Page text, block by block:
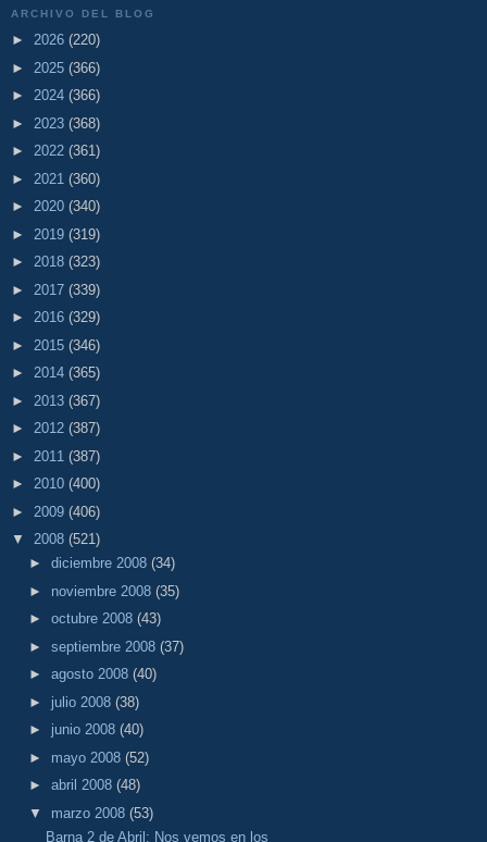
ARCHIVO DEL BLOG
► 2026 (220)
► 2025 (366)
► 2024 (366)
► 2023 (368)
► 2022 (361)
► 2021 (360)
► 2020 (340)
► 2019 (319)
► 2018 (323)
► 2017 (339)
► 2016 (329)
► 2015 (346)
► 2014 (365)
► 2013 (367)
► 2012 (387)
► 2011 (387)
► 2010 (400)
► 2009 (406)
▼ 2008 (521)
► diciembre 2008 (34)
► noviembre 2008 (35)
► octubre 2008 (43)
► septiembre 2008 (37)
► agosto 2008 (40)
► julio 2008 (38)
► junio 2008 (40)
► mayo 2008 (52)
► abril 2008 (48)
▼ marzo 2008 (53)
Barna 2 de Abril: Nos vemos en los